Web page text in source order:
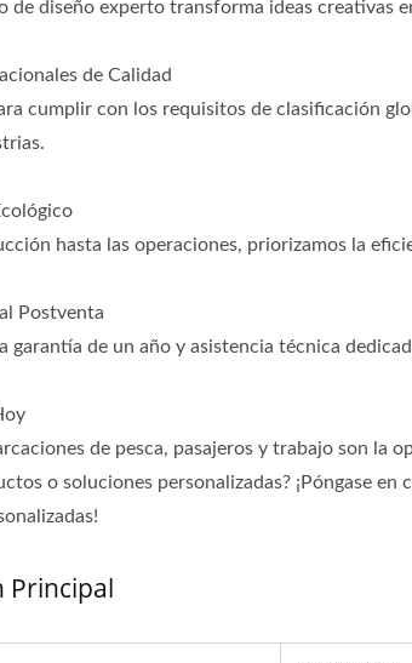
de diseño experto transforma ideas creativas
de Calidad
cumplir con los requisitos de clasificación
hasta las operaciones, priorizamos la
Postventa
garantía de un año y asistencia técnica
de pesca, pasajeros y trabajo son la
o soluciones personalizadas? ¡Póngase
Principal